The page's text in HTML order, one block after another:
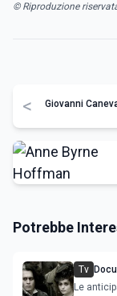
© Riproduzione
< Giovanni
Potrebbe
Tv
Le